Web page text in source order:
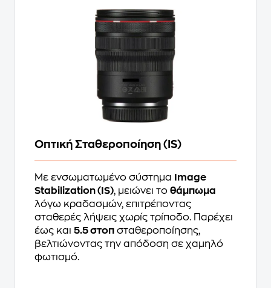
Οπτική Σταθεροποίηση (IS)
Με ενσωματωμένο σύστημα Image
Stabilization (IS), μειώνει το θάμπωμα
λόγω κραδασμών, επιτρέποντας
σταθερές λήψεις χωρίς τρίποδο. Παρέχει
έως και 5.5 στοπ σταθεροποίησης,
βελτιώνοντας την απόδοση σε χαμηλό
φωτισμό.